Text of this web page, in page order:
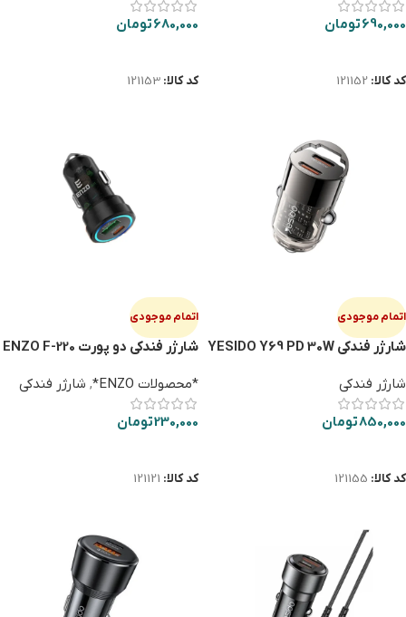
690,000تومان
کد کالا: 121152
680,000تومان
کد کالا: 121153
اتمام موجودی
شارژر فندکی YESIDO Y69 PD 30W
شارژر فندکی
850,000تومان
کد کالا: 121155
اتمام موجودی
شارژر فندکی دو پورت ENZO F-220
*محصولات ENZO* , شارژر فندکی
230,000تومان
کد کالا: 121121